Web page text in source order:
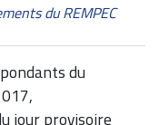
du REMPEC
du
jour provisoire